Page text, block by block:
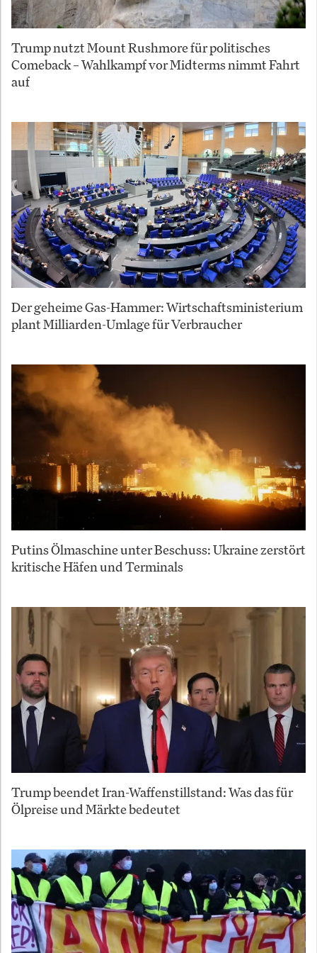
Trump nutzt Mount Rushmore für politisches
Comeback – Wahlkampf vor Midterms nimmt Fahrt
auf
Der geheime Gas-Hammer: Wirtschaftsministerium
plant Milliarden-Umlage für Verbraucher
Putins Ölmaschine unter Beschuss: Ukraine zerstört
kritische Häfen und Terminals
Trump beendet Iran-Waffenstillstand: Was das für
Ölpreise und Märkte bedeutet